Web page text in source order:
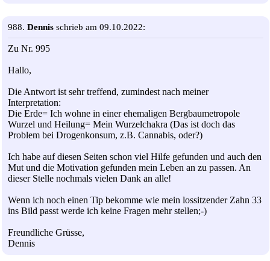
988. Dennis schrieb am 09.10.2022:
Zu Nr. 995
Hallo,
Die Antwort ist sehr treffend, zumindest nach meiner
Interpretation:
Die Erde= Ich wohne in einer ehemaligen Bergbaumetropole
Wurzel und Heilung= Mein Wurzelchakra (Das ist doch das
Problem bei Drogenkonsum, z.B. Cannabis, oder?)
Ich habe auf diesen Seiten schon viel Hilfe gefunden und auch den
Mut und die Motivation gefunden mein Leben an zu passen. An
dieser Stelle nochmals vielen Dank an alle!
Wenn ich noch einen Tip bekomme wie mein lossitzender Zahn 33
ins Bild passt werde ich keine Fragen mehr stellen;-)
Freundliche Grüsse,
Dennis